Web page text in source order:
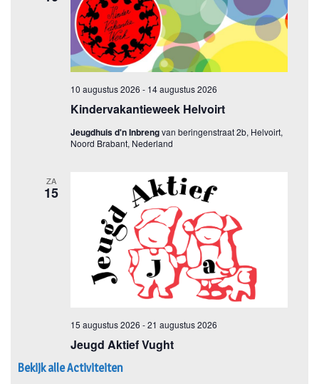
Bekijk alle Activiteiten